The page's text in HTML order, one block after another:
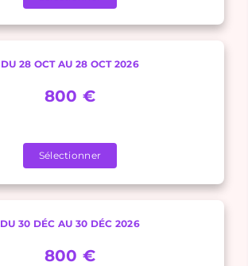
DU 28 OCT AU 28 OCT 2026
800 €
Sélectionner
DU 30 DÉC AU 30 DÉC 2026
800 €